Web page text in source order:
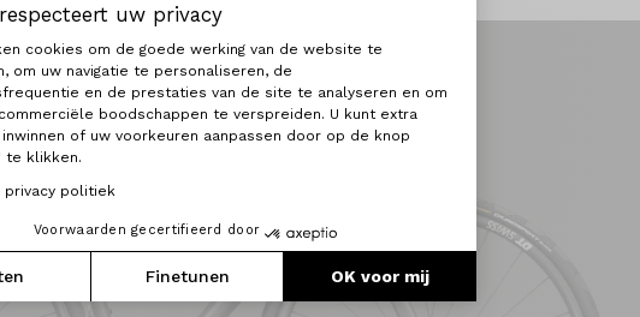
uw privacy
Personaliseer uw
cookies om de goede werking van de website te
om uw navigatie te personaliseren, de
en de prestaties van de site te analyseren en om
boodschappen te verspreiden. U kunt extra
of uw voorkeuren aanpassen door op de knop
te klikken.
privacy politiek
Voorwaarden gecertifieerd door
Finetunen OK voor mij
Axeptio consent